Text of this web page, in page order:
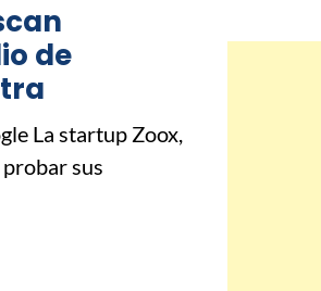
de
La startup Zoox,
sus